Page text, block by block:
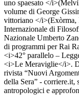
uno spaesato </
volume di George
vittoriano </i>(Exòrma,
Internazionale di
Nazionale Umberto
di programmi per Rai
<i>42° parallelo –
<i>Le Meraviglie</i>.
rivista “Nuovi
della Sera” - corriere.it,
antropologici e